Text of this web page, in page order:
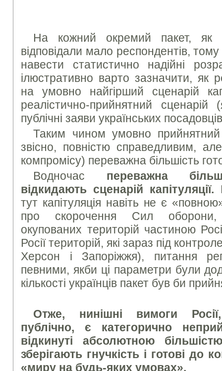
На кожний окремий пакет, як
відповідали мало респондентів,
навести статистично надійні
ілюстративно варто зазначити, як
на умовно найгірший сценарій
реалістично-прийнятний сценарій
публічні заяви українських
Таким чином умовно
звісно, повністю справедливим,
компромісу) переважна більшість
Водночас переважна
відкидають сценарій капітуляції.
тут капітуляція навіть не є
про скорочення Сил оборони,
окупованих територій частиною
Росії територій, які зараз під
Херсон і Запоріжжя), питання
певними, якби ці параметри були
кількості українців пакет був би
Отже, нинішні вимоги
публічно, є категорично
відкинуті абсолютною
зберігають гнучкість і готові до
«миру на будь-яких умовах».